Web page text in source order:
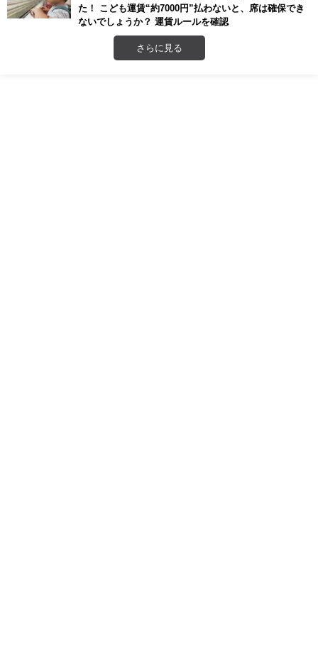
た！ こども運賃“約7000円”払わないと、席は確保でき
ないでしょうか？ 運賃ルールを確認
さらに見る